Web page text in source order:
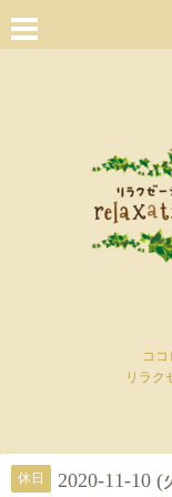
コ
リラク
休日 2020-11-10 (